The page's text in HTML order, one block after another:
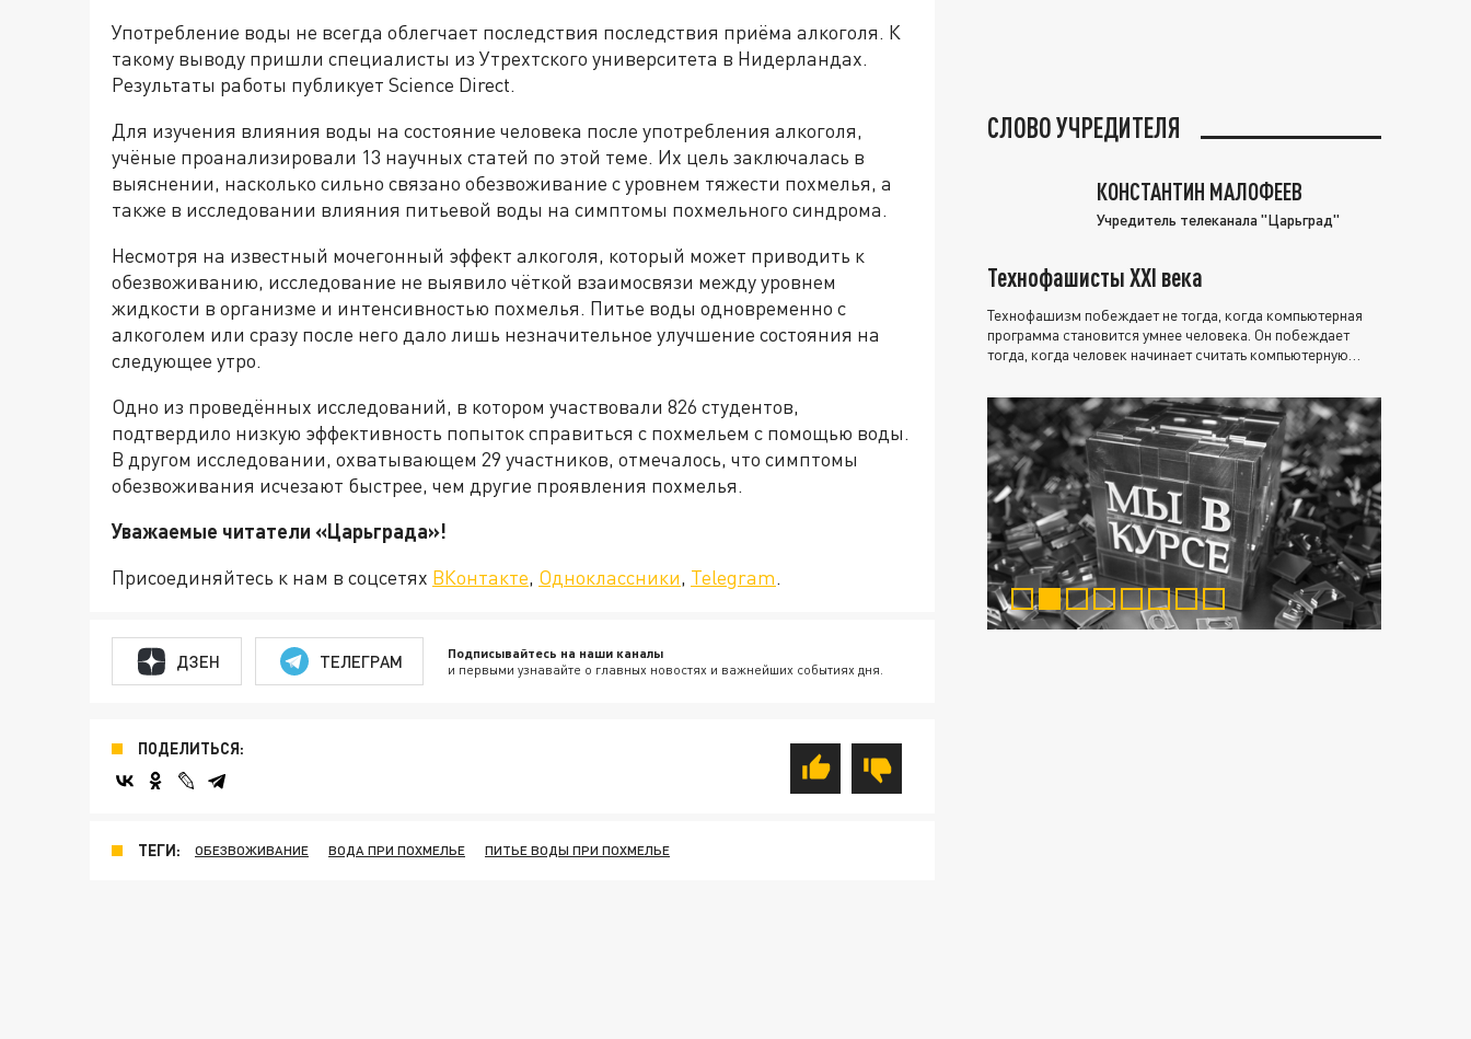
Употребление воды не всегда облегчает последствия последствия приёма алкоголя. К
такому выводу пришли специалисты из Утрехтского университета в Нидерландах.
Результаты работы публикует Science Direct.
Для изучения влияния воды на состояние человека после употребления алкоголя,
учёные проанализировали 13 научных статей по этой теме. Их цель заключалась в
выяснении, насколько сильно связано обезвоживание с уровнем тяжести похмелья, а
также в исследовании влияния питьевой воды на симптомы похмельного синдрома.
Несмотря на известный мочегонный эффект алкоголя, который может приводить к
обезвоживанию, исследование не выявило чёткой взаимосвязи между уровнем
жидкости в организме и интенсивностью похмелья. Питье воды одновременно с
алкоголем или сразу после него дало лишь незначительное улучшение состояния на
следующее утро.
Одно из проведённых исследований, в котором участвовали 826 студентов,
подтвердило низкую эффективность попыток справиться с похмельем с помощью воды.
В другом исследовании, охватывающем 29 участников, отмечалось, что симптомы
обезвоживания исчезают быстрее, чем другие проявления похмелья.
Уважаемые читатели «Царьграда»!
Присоединяйтесь к нам в соцсетях ВКонтакте, Одноклассники, Telegram.
ДЗЕН ТЕЛЕГРАМ Подписывайтесь на наши каналы
и первыми узнавайте о главных новостях и важнейших событиях дня.
ПОДЕЛИТЬСЯ:
ТЕГИ: ОБЕЗВОЖИВАНИЕ ВОДА ПРИ ПОХМЕЛЬЕ ПИТЬЕ ВОДЫ ПРИ ПОХМЕЛЬЕ
СЛОВО УЧРЕДИТЕЛЯ
КОНСТАНТИН МАЛОФЕЕВ
Учредитель телеканала "Царьград"
Технофашисты XXI века
Технофашизм побеждает не тогда, когда компьютерная
программа становится умнее человека. Он побеждает
тогда, когда человек начинает считать компьютерную